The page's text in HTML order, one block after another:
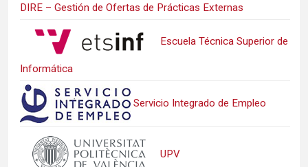
DIRE – Gestión de Ofertas de Prácticas Externas
Escuela Técnica Superior de
Informática
Servicio Integrado de Empleo
UPV